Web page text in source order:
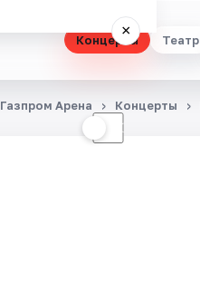
Концерты Театр
×
☾
Газпром Арена Концерты